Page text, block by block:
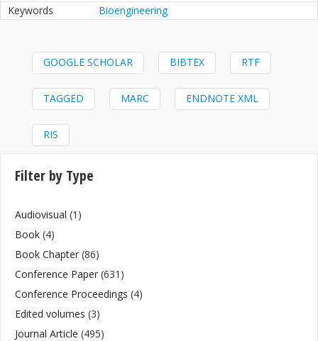
Keywords Bioengineering
GOOGLE SCHOLAR BIBTEX RTF
TAGGED MARC ENDNOTE XML
RIS
Filter by Type
Audiovisual (1)
Book (4)
Book Chapter (86)
Conference Paper (631)
Conference Proceedings (4)
Edited volumes (3)
Journal Article (495)